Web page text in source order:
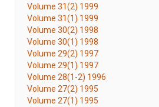
Volume 31(2) 1999
Volume 31(1) 1999
Volume 30(2) 1998
Volume 30(1) 1998
Volume 29(2) 1997
Volume 29(1) 1997
Volume 28(1-2) 1996
Volume 27(2) 1995
Volume 27(1) 1995